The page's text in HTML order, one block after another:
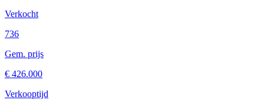
Verkocht
736
Gem. prijs
€ 426.000
Verkooptijd